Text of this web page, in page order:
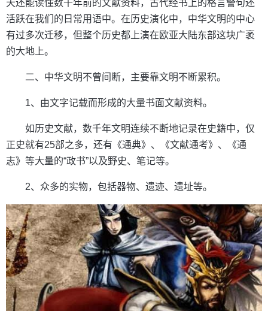
天还能读懂数千年前的文献资料，古代经书上的格言警句还
活跃在我们的日常用语中。在历史演化中，中华文明的中心
有过多次迁移，但整个历史都上演在欧亚大陆东部这块广袤
的大地上。
二、中华文明不曾间断，主要靠文明不断累积。
1、由文字记载而形成的大量书面文献资料。
如历史文献，数千年文明连续不断地记录在史籍中，仅
正史就有25部之多，还有《通典》、《文献通考》、《通
志》等大量的“政书”以及野史、笔记等。
2、众多的实物，包括器物、遗迹、遗址等。